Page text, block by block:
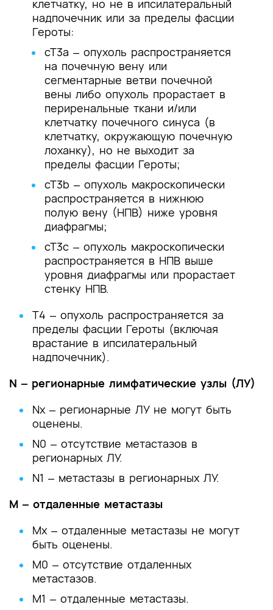
клетчатку, но не в ипсилатеральный
надпочечник или за пределы фасции
Героты:
cT3a ‒ опухоль распространяется
на почечную вену или
сегментарные ветви почечной
вены либо опухоль прорастает в
периренальные ткани и/или
клетчатку почечного синуса (в
клетчатку, окружающую почечную
лоханку), но не выходит за
пределы фасции Героты;
cT3b ‒ опухоль макроскопически
распространяется в нижнюю
полую вену (НПВ) ниже уровня
диафрагмы;
cT3c ‒ опухоль макроскопически
распространяется в НПВ выше
уровня диафрагмы или прорастает
стенку НПВ.
T4 ‒ опухоль распространяется за
пределы фасции Героты (включая
врастание в ипсилатеральный
надпочечник).
N ‒ регионарные лимфатические узлы (ЛУ)
Nх ‒ регионарные ЛУ не могут быть
оценены.
N0 ‒ отсутствие метастазов в
регионарных ЛУ.
N1 ‒ метастазы в регионарных ЛУ.
M ‒ отдаленные метастазы
Mх ‒ отдаленные метастазы не могут
быть оценены.
M0 ‒ отсутствие отдаленных
метастазов.
M1 ‒ отдаленные метастазы.